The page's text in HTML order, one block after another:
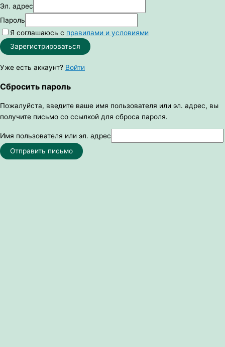
Эл. адрес
Пароль
Я соглашаюсь с правилами и условиями
Зарегистрироваться
Уже есть аккаунт? Войти
Сбросить пароль
Пожалуйста, введите ваше имя пользователя или эл. адрес, вы
получите письмо со ссылкой для сброса пароля.
Имя пользователя или эл. адрес
Отправить письмо